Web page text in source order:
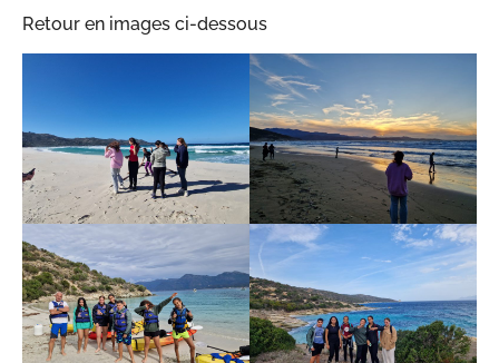
Retour en images ci-dessous